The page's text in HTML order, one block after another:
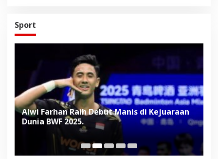
Sport
Alwi Farhan Raih Debut Manis di Kejuaraan
Dunia BWF 2025.